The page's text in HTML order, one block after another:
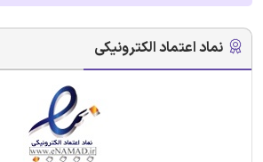
نماد اعتماد الکترونیکی